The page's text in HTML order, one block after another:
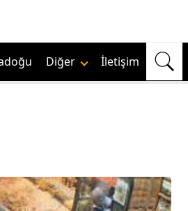
Diğer İletişim